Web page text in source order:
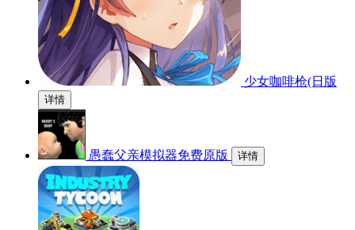
少女咖啡枪(日版
详情
愚蠢父亲模拟器免费原版 详情